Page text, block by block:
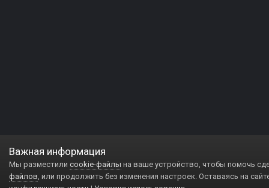
Важная информация
Мы разместили cookie-файлы на ваше устройство, чтобы помочь
файлов, или продолжить без изменения настроек. Оставаясь на